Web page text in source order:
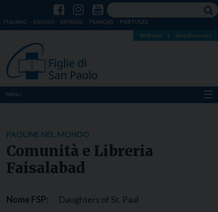
ITALIANO ENGLISH ESPAÑOL FRANÇAIS PORTUGÊS
Webmail Area Riservata
MENU
Dove siamo
Notizie
PAOLINE NEL MONDO
Comunità e Libreria
Faisalabad
Nome FSP:
Daughters of St. Paul